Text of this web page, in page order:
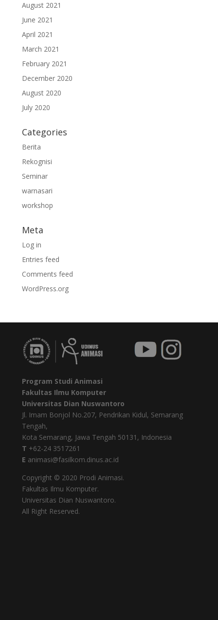
August 2021
June 2021
April 2021
March 2021
February 2021
December 2020
August 2020
July 2020
Categories
Berita
Rekognisi
Seminar
warnasari
workshop
Meta
Log in
Entries feed
Comments feed
WordPress.org
Program Studi Animasi
Fakultas Ilmu Komputer
Universitas Dian Nuswantoro
Jl. Imam Bonjol No.207, Pendrikan Kidul, Semarang
Tengah,
Kota Semarang, Jawa Tengah 50131, Indonesia
T +62-24 3517261
E animasi@fasilkom.dinus.ac.id
Copyright © 2020 Prodi Animasi.
Fakultas Ilmu Komputer.
Universitas Dian Nuswantoro.
All Right Reserved.